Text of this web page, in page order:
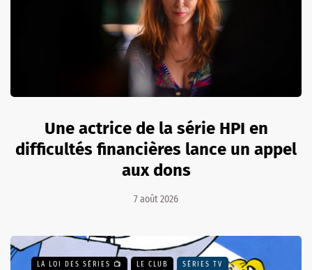
Une actrice de la série HPI en
difficultés financières lance un appel
aux dons
7 août 2026
LA LOI DES SÉRIES 📺 LE CLUB SÉRIES TV